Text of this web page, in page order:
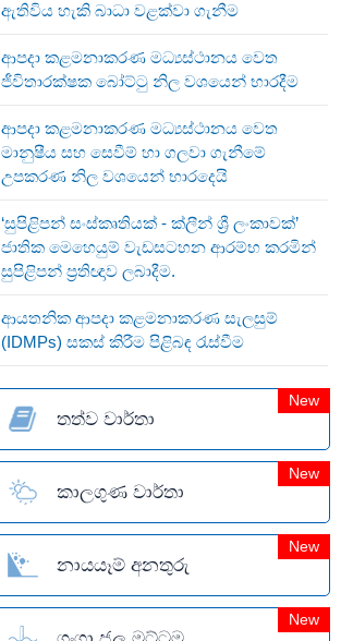
ඇතිවිය හැකි බාධා වළක්වා ගැනීම
ආපදා කළමනාකරණ මධ්‍යස්ථානය වෙත
ජීවිතාරක්ෂක බෝට්ටු නිල වශයෙන් භාරදීම
ආපදා කළමනාකරණ මධ්‍යස්ථානය වෙත
මානුෂීය සහ සෙවීම් හා ගලවා ගැනීමේ
උපකරණ නිල වශයෙන් භාරදෙයි
‘සුපිළිපන් සංස්කෘතියක් - ක්ලීන් ශ්‍රී ලංකාවක්’
ජාතික මෙහෙයුම් වැඩසටහන ආරම්භ කරමින්
සුපිළිපන් ප්‍රතිඥාව ලබාදීම.
ආයතනික ආපදා කළමනාකරණ සැලසුම්
(IDMPs) සකස් කිරීම පිළිබඳ රැස්වීම
තත්ව වාර්තා
New
කාලගුණ වාර්තා
New
නායයෑම් අනතුරු
New
New